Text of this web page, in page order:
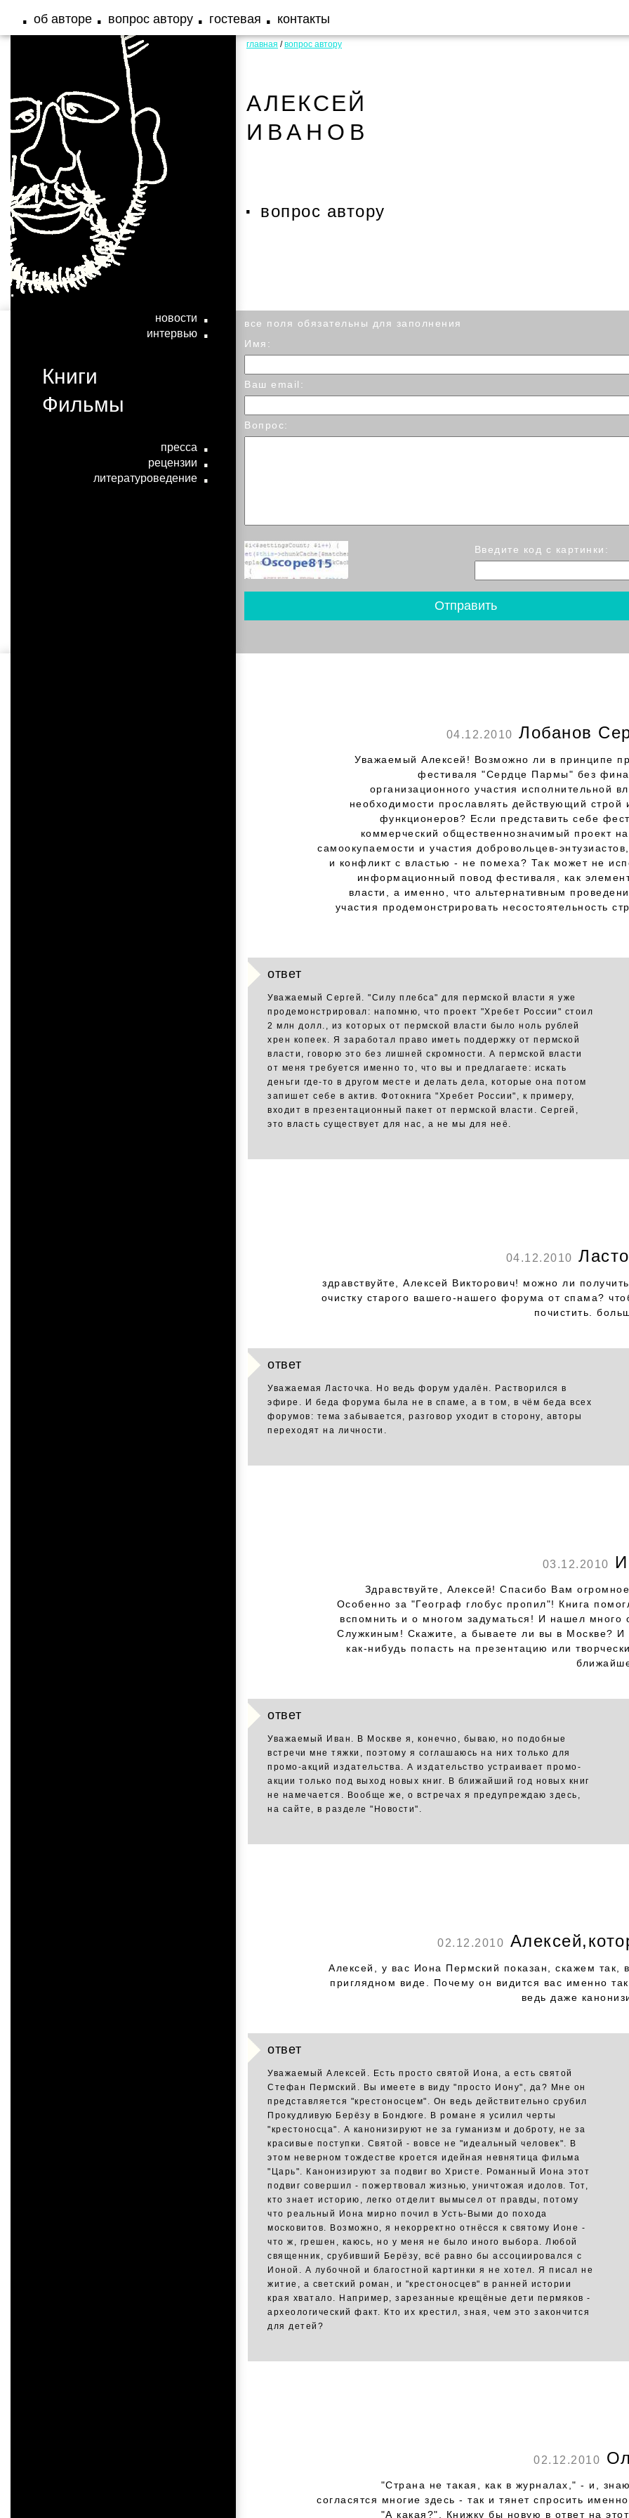
об авторе вопрос автору гостевая контакты
главная / вопрос автору
АЛЕКСЕЙ
ИВАНОВ
вопрос автору
новости
интервью
Книги
Фильмы
пресса
рецензии
литературоведение
все поля обязательны для заполнения
Имя:
Ваш email:
Вопрос:
Введите код с картинки:
04.12.2010 Лобанов
Уважаемый Алексей! Возможно ли в принципе
фестиваля "Сердце Пармы" без
организационного участия исполнительной
необходимости прославлять действующий строй
функционеров? Если представить себе
коммерческий общественнозначимый проект
самоокупаемости и участия добровольцев-
и конфликт с властью - не помеха? Так может не
информационный повод фестиваля, как
власти, а именно, что альтернативным
участия продемонстрировать несостоятельность
ответ
Уважаемый Сергей. "Силу плебса" для пермской власти я уже
продемонстрировал: напомню, что проект "Хребет России" стоил
2 млн долл., из которых от пермской власти было ноль рублей
хрен копеек. Я заработал право иметь поддержку от пермской
власти, говорю это без лишней скромности. А пермской власти
от меня требуется именно то, что вы и предлагаете: искать
деньги где-то в другом месте и делать дела, которые она потом
запишет себе в актив. Фотокнига "Хребет России", к примеру,
входит в презентационный пакет от пермской власти. Сергей,
это власть существует для нас, а не мы для неё.
04.12.2010
здравствуйте, Алексей Викторович! можно ли
очистку старого вашего-нашего форума от спама?
почистить.
ответ
Уважаемая Ласточка. Но ведь форум удалён. Растворился в
эфире. И беда форума была не в спаме, а в том, в чём беда всех
форумов: тема забывается, разговор уходит в сторону, авторы
переходят на личности.
03.12.2010
Здравствуйте, Алексей! Спасибо Вам
Особенно за "Географ глобус пропил"! Книга
вспомнить и о многом задуматься! И нашел много
Служкиным! Скажите, а бываете ли вы в Москве?
как-нибудь попасть на презентацию или
ответ
Уважаемый Иван. В Москве я, конечно, бываю, но подобные
встречи мне тяжки, поэтому я соглашаюсь на них только для
промо-акций издательства. А издательство устраивает промо-
акции только под выход новых книг. В ближайший год новых книг
не намечается. Вообще же, о встречах я предупреждаю здесь,
на сайте, в разделе "Новости".
02.12.2010
Алексей, у вас Иона Пермский показан, скажем так,
приглядном виде. Почему он видится вас именно
ведь даже
ответ
Уважаемый Алексей. Есть просто святой Иона, а есть святой
Стефан Пермский. Вы имеете в виду "просто Иону", да? Мне он
представляется "крестоносцем". Он ведь действительно срубил
Прокудливую Берёзу в Бондюге. В романе я усилил черты
"крестоносца". А канонизируют не за гуманизм и доброту, не за
красивые поступки. Святой - вовсе не "идеальный человек". В
этом неверном тождестве кроется идейная невнятица фильма
"Царь". Канонизируют за подвиг во Христе. Романный Иона этот
подвиг совершил - пожертвовал жизнью, уничтожая идолов. Тот,
кто знает историю, легко отделит вымысел от правды, потому
что реальный Иона мирно почил в Усть-Выми до похода
московитов. Возможно, я некорректно отнёсся к святому Ионе -
что ж, грешен, каюсь, но у меня не было иного выбора. Любой
священник, срубивший Берёзу, всё равно бы ассоциировался с
Ионой. А лубочной и благостной картинки я не хотел. Я писал не
житие, а светский роман, и "крестоносцев" в ранней истории
края хватало. Например, зарезанные крещёные дети пермяков -
археологический факт. Кто их крестил, зная, чем это закончится
для детей?
02.12.2010
"Страна не такая, как в журналах," - и,
согласятся многие здесь - так и тянет спросить
"А какая?". Книжку бы новую в ответ на